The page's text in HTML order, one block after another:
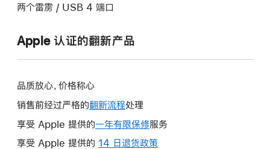
两个雷雳 / USB 4 端口
Apple 认证的翻新产品
品质放心，价格称心
销售前经过严格的翻新流程处理
享受 Apple 提供的一年有限保修此
操
服务
享受 Apple 提供的 14 日退货政策